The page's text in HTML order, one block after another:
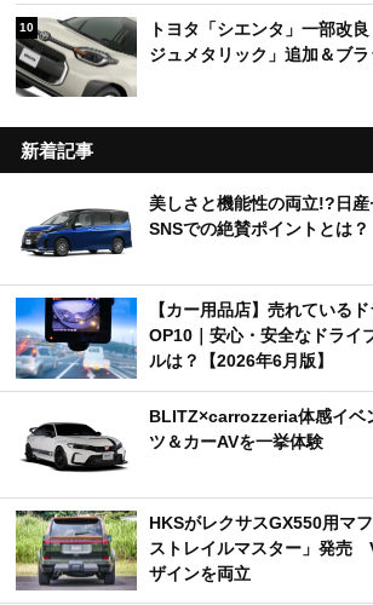
10
トヨタ「シエンタ」一部改
ジュメタリック」追加＆ブ
新着記事
美しさと機能性の両立!?日
SNSでの絶賛ポイントとは？
【カー用品店】売れている
OP10｜安心・安全なドライ
ルは？【2026年6月版】
BLITZ×carrozzeria体感イ
ツ＆カーAVを一挙体験
HKSがレクサスGX550用マ
ストレイルマスター」発売
ザインを両立